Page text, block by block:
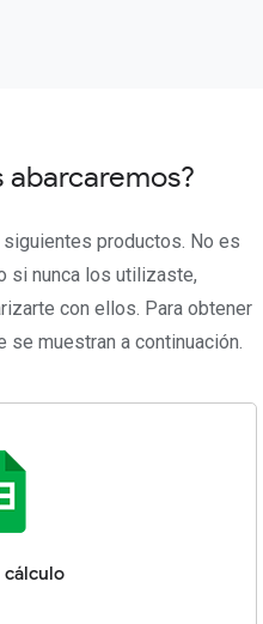
abarcaremos?
productos. No es
si nunca los utilizaste,
con ellos. Para obtener
se muestran a continuación.
cálculo